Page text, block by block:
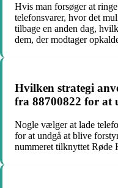
Hvis man forsøger at
telefonsvarer, hvor det
tilbage en anden dag,
dem, der modtager
Hvilken strategi
fra 88700822 for at
Nogle vælger at lade
for at undgå at blive
nummeret tilknyttet Røde